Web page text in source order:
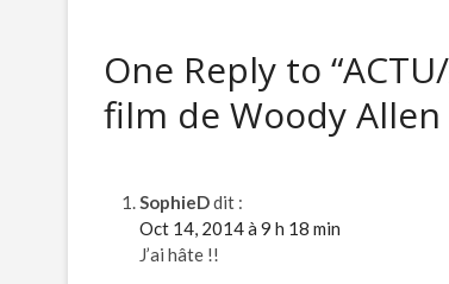
One Reply to
film de Woody Allen
SophieDdit :
Oct 14, 2014 à 9 h 18 min
J’ai hâte !!